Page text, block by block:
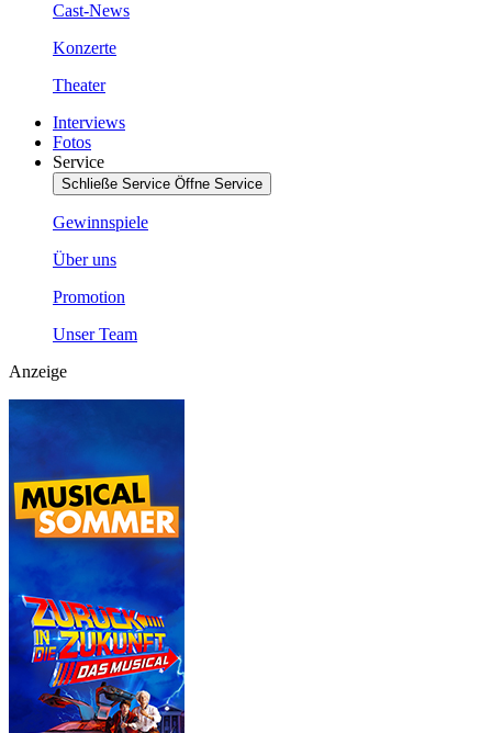
Cast-News
Konzerte
Theater
Interviews
Fotos
Service
Schließe Service Öffne Service
Gewinnspiele
Über uns
Promotion
Unser Team
Anzeige